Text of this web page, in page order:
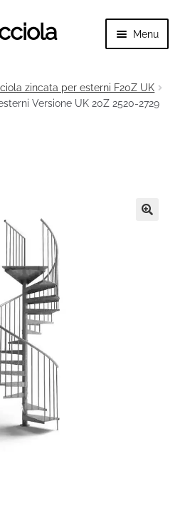
Menu
il
menu
menu
zincata per esterni F20Z UK
Versione UK 20Z 2520-2729